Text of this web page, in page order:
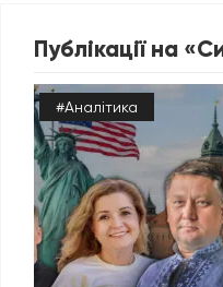
Публікації на
#Аналітика